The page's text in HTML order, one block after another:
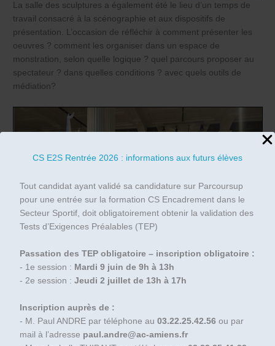
CS E2S Rentrée 2026 : informations aux futurs élèves
Tout candidat ayant validé sa candidature sur Parcoursup
pour une entrée sur la formation CS Encadrement dans le
Secteur Sportif, doit obligatoirement obtenir la validation des
Tests d’Exigences Préalables (TEP)
Passation des TEP obligatoire – inscription obligatoire :
- 1e session : Mardi 9 juin de 9h à 13h
- 2e session : Jeudi 2 juillet de 13h à 17h
Inscription auprès de :
- M. Paul ANDRE par téléphone au 03.22.25.42.56 ou par
mail à l’adresse paul.andre@ac-amiens.fr
La salle des sculptures a également été le lieu d’un temps de
travail consacré à la scénographie et aux dispositifs de
présentation. L’occasion de réfléchir à comment présenter les
oeuvres ? comment les organiser dans un espace de
monstration, selon quelle logique ? quel parcours proposer au
spectateur ? dans quelles conditions ? avec quels outils de
médiation?